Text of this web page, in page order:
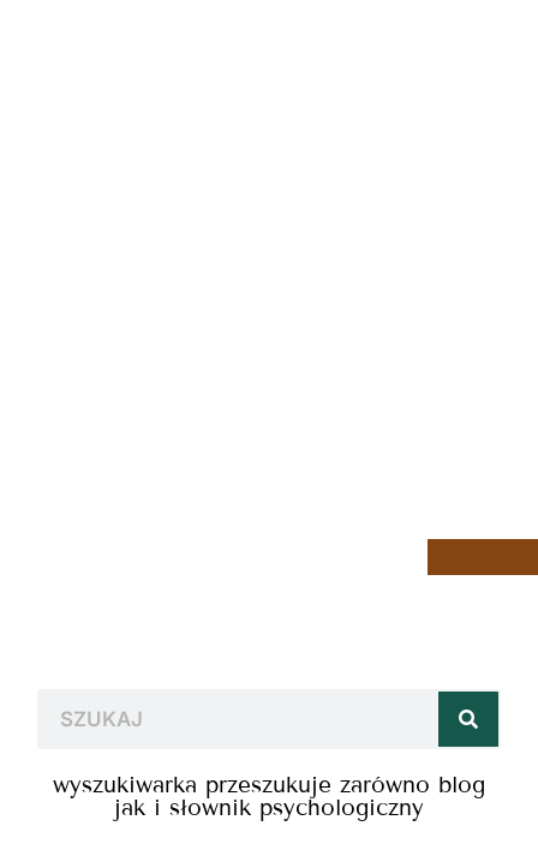
wyszukiwarka przeszukuje zarówno blog
jak i słownik psychologiczny